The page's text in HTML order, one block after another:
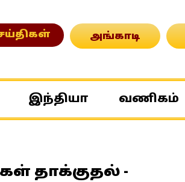
அங்காடி
இந்தியா வணிகம்
தாக்குதல் -